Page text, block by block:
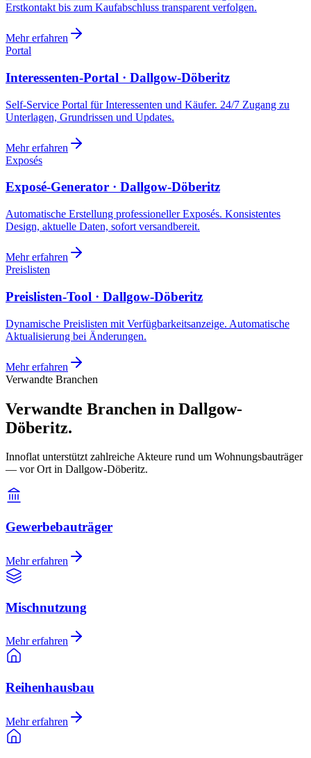
Erstkontakt bis zum Kaufabschluss transparent verfolgen.
Mehr erfahren
Portal
Interessenten-Portal · Dallgow-Döberitz
Self-Service Portal für Interessenten und Käufer. 24/7 Zugang zu
Unterlagen, Grundrissen und Updates.
Mehr erfahren
Exposés
Exposé-Generator · Dallgow-Döberitz
Automatische Erstellung professioneller Exposés. Konsistentes
Design, aktuelle Daten, sofort versandbereit.
Mehr erfahren
Preislisten
Preislisten-Tool · Dallgow-Döberitz
Dynamische Preislisten mit Verfügbarkeitsanzeige. Automatische
Aktualisierung bei Änderungen.
Mehr erfahren
Verwandte Branchen
Verwandte Branchen in Dallgow-
Döberitz.
Innoflat unterstützt zahlreiche Akteure rund um Wohnungsbauträger
— vor Ort in Dallgow-Döberitz.
Gewerbebauträger
Mehr erfahren
Mischnutzung
Mehr erfahren
Reihenhausbau
Mehr erfahren